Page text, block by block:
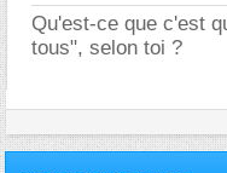
Qu'est-ce que c'est
tous", selon toi ?